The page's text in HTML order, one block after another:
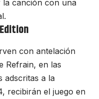
canción con una
con antelación
Refrain, en las
adscritas a la
recibirán el juego en